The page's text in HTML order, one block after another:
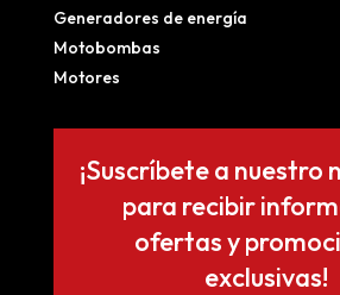
Generadores de energía
Motobombas
Motores
¡Suscríbete a nuestro
para recibir
ofertas y
exclusivas!